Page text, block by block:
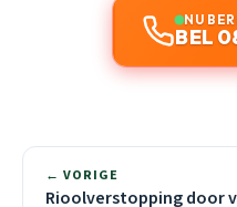
NU
BEL
← VORIGE
Rioolverstopping door